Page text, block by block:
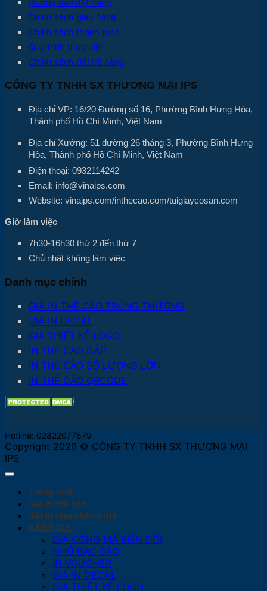
Chính sách giao hàng
Chính sách thanh toán
Quy trình thực hiện
Chính sách đổi trả hàng
CÔNG TY TNHH SX THƯƠNG MẠI IPS
Địa chỉ VP: 16/20 Đường số 16, Phường Bình Hưng Hòa,
Thành phố Hồ Chí Minh, Việt Nam
Địa chỉ Xưởng: 51 đường 26 tháng 3, Phường Bình Hưng
Hòa, Thành phố Hồ Chí Minh, Việt Nam
Điện thoại: 0932114242
Email: info@vinaips.com
Website: vinaips.com/inthecao.com/tuigiaycosan.com
Giờ làm việc
7h30-16h30 thứ 2 đến thứ 7
Chủ nhật không làm việc
Danh mục chính
GIÁ IN THẺ CÀO TRÚNG THƯỞNG
GIÁ IN DECAL
GIÁ THIẾT KẾ LOGO
IN THẺ CÀO GẤP
IN THẺ CÀO SỐ LƯỢNG LỚN
IN THẺ CÀO QRCODE
Hotline: 02822077879
Copyright 2026 © CÔNG TY TNHH SX THƯƠNG MẠI
IPS
Trang chủ
Giá in thẻ cào
Giá in tem chống giả
BẢNG GIÁ
GIA CÔNG MÃ BIẾN ĐỔI
NHŨ BẠC CÀO
IN VOUCHER
GIÁ IN DECAL
GIÁ THIẾT KẾ LOGO